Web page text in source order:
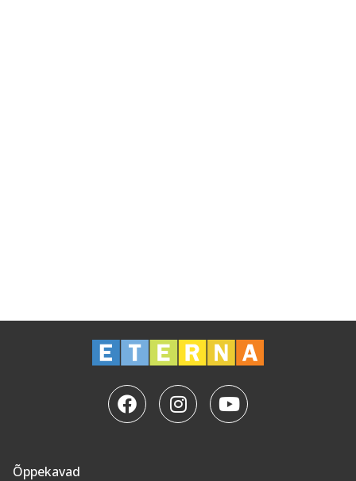
Õppekavad